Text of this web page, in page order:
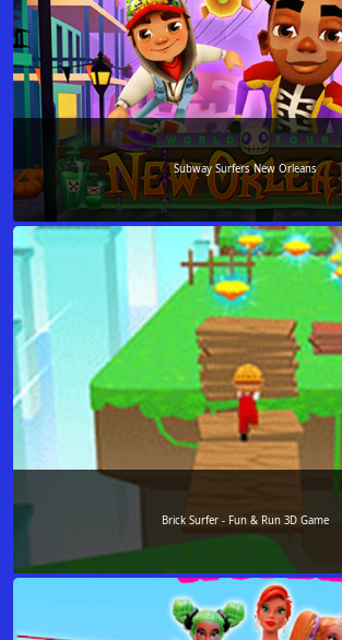
Subway Surfers New Orleans
Brick Surfer - Fun & Run 3D Game